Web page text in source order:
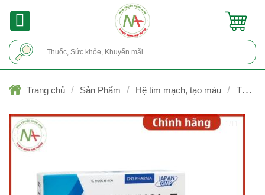
Trang chủ / Sản Phẩm / Hệ tim mạch, tạo máu /
Thuốc